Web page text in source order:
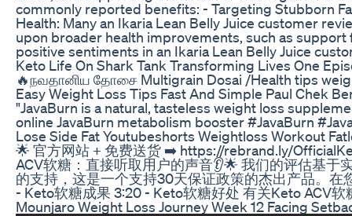
commonly reported benefits: - Targeting Stubborn
Health: Many an Ikaria Lean Belly Juice customer
upon broader health improvements, such as
positive sentiments in an Ikaria Lean Belly Juice
Keto Life On Shark Tank Transforming Lives One
🔥நவதானிய தோசை Multigrain Dosai /Health tips
Easy Weight Loss Tips Fast And Simple Paul Chek
"JavaBurn is a natural, tasteless weight loss
online JavaBurn metabolism booster #JavaBurn
Lose Side Fat Youtubeshorts Weightloss Workout
🌟 官方网站 + 免费送货 ➡️ https://rebrand.ly/
ACV软糖：直接听取用户的声音👂🌟 我们的评估基
的支持，这是一个支持30天保证政策的杰出产品。
- Keto软糖成果 3:20 - Keto软糖好处 有关Keto ACV
Mounjaro Weight Loss Journey Week 12 Facing